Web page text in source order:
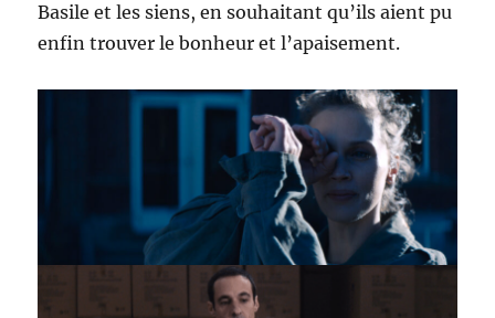
Basile et les siens, en souhaitant qu’ils aient pu
enfin trouver le bonheur et l’apaisement.